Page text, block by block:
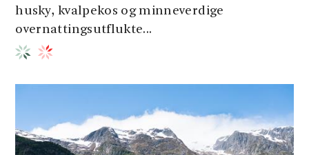
husky, kvalpekos og minneverdige
overnattingsutflukte...